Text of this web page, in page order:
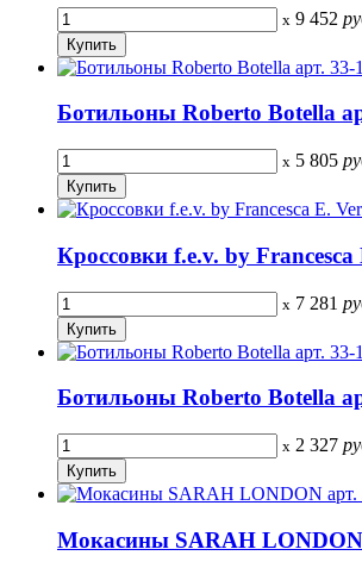
x 9 452
Ботильоны Roberto Botella
x 5 805
Кроссовки f.e.v. by Francesca
x 7 281
Ботильоны Roberto Botella
x 2 327
Мокасины SARAH LONDON